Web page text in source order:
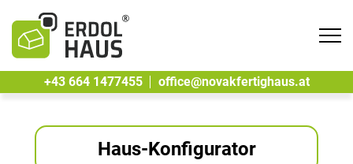
+43 664 1477455
office@novakfertighaus.at
Haus-Konfigurator